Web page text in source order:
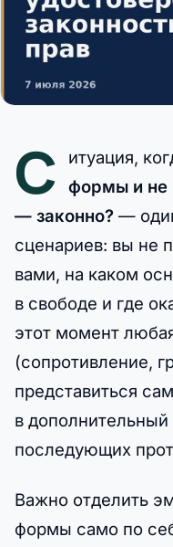
С итуация,
формы и не
— законно? —
сценариев: вы не
вами, на каком
в свободе и где
этот момент
(сопротивление,
представиться
в
последующих
Важно отделить
формы само по